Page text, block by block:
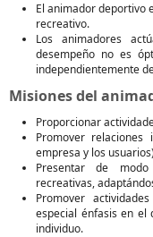
El animador deportivo
recreativo.
Los animadores
desempeño no es
independientemente
Misiones del
Proporcionar
Promover
empresa y los
Presentar de
recreativas,
Promover
especial énfasis en el
individuo.